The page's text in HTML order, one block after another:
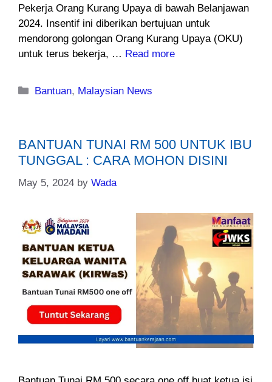
Pekerja Orang Kurang Upaya di bawah Belanjawan
2024. Insentif ini diberikan bertujuan untuk
mendorong golongan Orang Kurang Upaya (OKU)
untuk terus bekerja, … Read more
Categories
Bantuan, Malaysian News
BANTUAN TUNAI RM 500 UNTUK IBU
TUNGGAL : CARA MOHON DISINI
May 5, 2024 by Wada